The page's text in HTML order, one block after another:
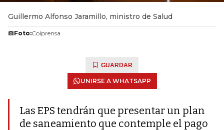
Guillermo Alfonso Jaramillo, ministro de Salud
Foto:Colprensa
GUARDAR
UNIRSE A WHATSAPP
Las EPS tendrán que presentar un plan
de saneamiento que contemple el pago